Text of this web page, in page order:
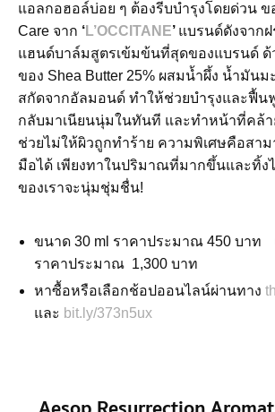
แอลกอฮอล์บ่อย ๆ ต้องรีบบำรุงโดยด่วน ข
Care จาก ‘L’OCCITANE’ แบรนด์ดังจากฝ
แฮนด์บาล์มสูตรเข้มข้นที่สุดของแบรนด์ ด้
ของ Shea Butter 25% ผสมน้ำผึ้ง น้ำมันม
สกัดจากอัลมอนด์ ทำให้ช่วยบำรุงและฟื้น
กลับมาเนียนนุ่มในทันที และทำหน้าที่คล้า
ช่วยไม่ให้ผิวถูกทำร้าย ความพิเศษคือสา
มือได้ เพียงทาในปริมาณที่มากขึ้นและทิ้ง
ของเราจะนุ่มชุ่มชื่น!
ขนาด 30 ml ราคาประมาณ 450 บาท
ราคาประมาณ 1,300 บาท
หาซื้อหรือเลือกช้อปออนไลน์ผ่านทาง
และ bit.ly/373n5ux